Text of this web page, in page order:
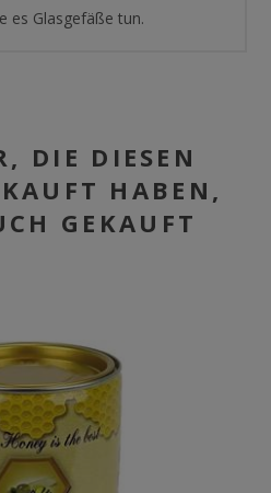
es Glasgefäße tun.
DIE DIESEN
HABEN,
GEKAUFT